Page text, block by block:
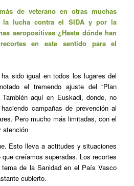
de veterano en otras muchas
lucha contra el SIDA y por la
seropositivas ¿Hasta dónde han
en este sentido para el
sido igual en todos los lugares del
el tremendo ajuste del “Plan
También aquí en Euskadi, donde, no
campañas de prevención al
Pero mucho más limitadas, con el
atención
Esto lleva a actitudes y situaciones
creíamos superadas. Los recortes
de la Sanidad en el País Vasco
cubierto.